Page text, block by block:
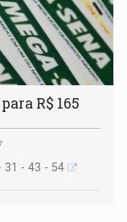
R$ 165
31 - 43 - 54